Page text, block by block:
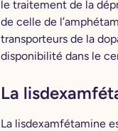
le traitement de la
de celle de
transporteurs de la
disponibilité dans le
La
La lisdexamfétamine